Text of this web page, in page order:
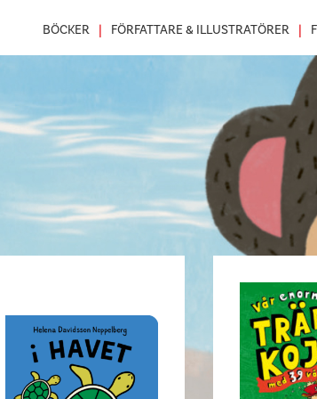
BÖCKER FÖRFATTARE & ILLUSTRATÖRER